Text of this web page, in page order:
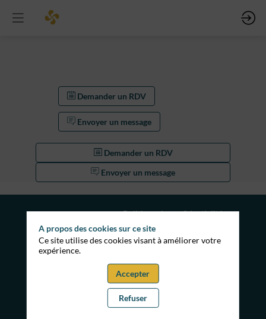
Demander un RDV
Envoyer un message
Demander un RDV
Envoyer un message
📍 Rendez-vous les
12 et 13 mars 2026 à
Politique de confidentialité
A propos des cookies sur ce site
Ce site utilise des cookies visant à améliorer votre
expérience.
Accepter
Refuser